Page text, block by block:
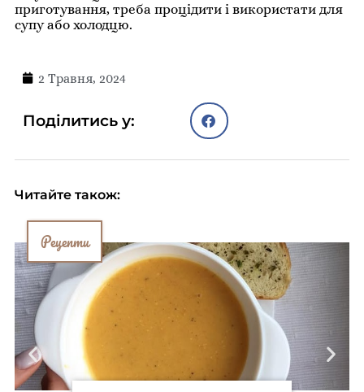
приготування, треба процідити і використати для
супу або холодцю.
2 Травня, 2024
Поділитись у:
Читайте також:
Рецепти